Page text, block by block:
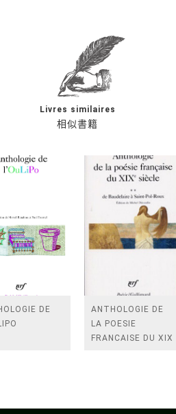
相似書籍
Livres similaires
DE
ANTHOLOGIE DE
LA POESIE
FRANCAISE DU XIX